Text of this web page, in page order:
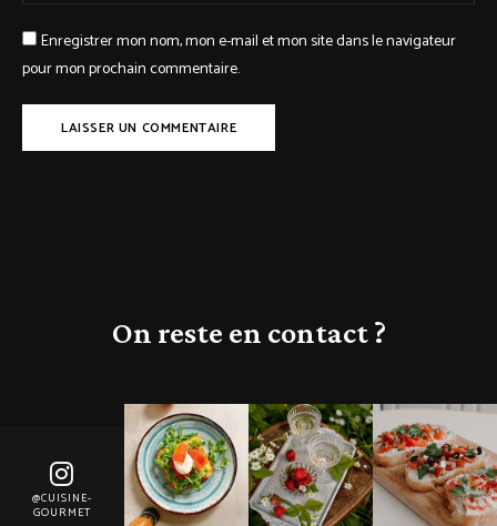
Enregistrer mon nom, mon e-mail et mon site dans le navigateur
pour mon prochain commentaire.
On reste en contact ?
@CUISINE-
GOURMET